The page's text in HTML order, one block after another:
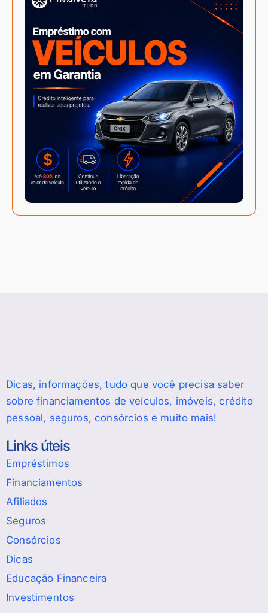
Dicas, informações, tudo que você precisa saber
sobre financiamentos de veículos, imóveis, crédito
pessoal, seguros, consórcios e muito mais!
Links úteis
Empréstimos
Financiamentos
Afiliados
Seguros
Consórcios
Dicas
Educação Financeira
Investimentos